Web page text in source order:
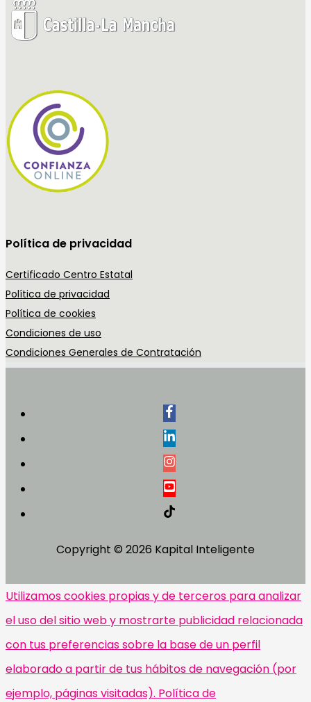
Política de privacidad
Certificado Centro Estatal
Política de privacidad
Política de cookies
Condiciones de uso
Condiciones Generales de Contratación
Copyright © 2026 Kapital Inteligente
Utilizamos cookies propias y de terceros para analizar
el uso del sitio web y mostrarte publicidad relacionada
con tus preferencias sobre la base de un perfil
elaborado a partir de tus hábitos de navegación (por
ejemplo, páginas visitadas). Política de